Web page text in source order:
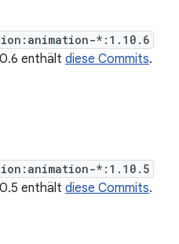
*:1.10.6
enthält diese Commits.
*:1.10.5
enthält diese Commits.